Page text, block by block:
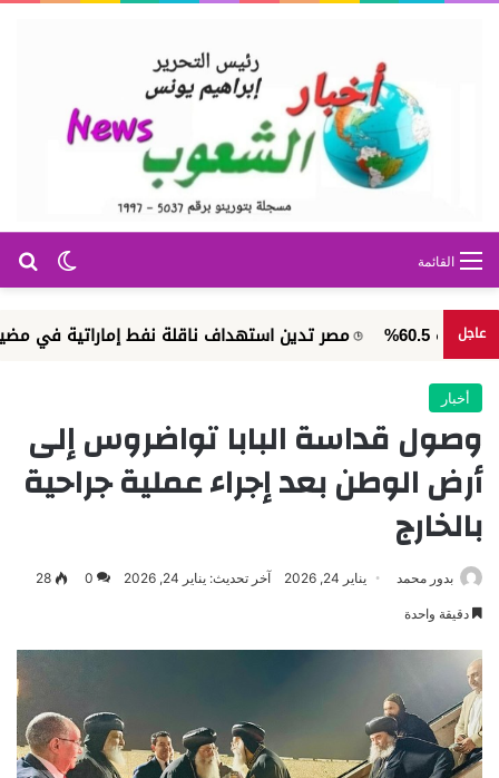
الوضع القائمة
عاجل مصر تدين استهداف ناقلة نفط إماراتية في مضيق هرمز
أخبار
وصول قداسة البابا تواضروس إلى
أرض الوطن بعد إجراء عملية جراحية
بالخارج
بدور محمد يناير 24, 2026 آخر تحديث: يناير 24, 2026 0
28
دقيقة واحدة